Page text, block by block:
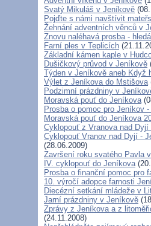
Svatý Mikuláš v Jeníkově
Pojďte s námi navštívit
Žehnání adventních věnců v
Znovu naléhavá prosba -
Farní ples v Teplicích
Základní kámen kaple v
Dušičkový průvod v Jeníkově
Týden v Jeníkově aneb Když
Výlet z Jeníkova do Mstišova
Podzimní prázdniny v
Moravská pouť do Jeníkova
Prosba o pomoc pro Jeníkov
Moravská pouť do Jeníkova
Cyklopouť z Vranova nad
Cyklopouť Vranov nad Dyjí -
(28.06.2009)
Završení roku svatého Pavla
IV. cyklopouť do Jeníkova
Prosba o finanční pomoc pro
10. výročí adopce farnosti
Diecézní setkání mládeže v
Jarní prázdniny v Jeníkově
Zprávy z Jeníkova a z
(24.11.2008)